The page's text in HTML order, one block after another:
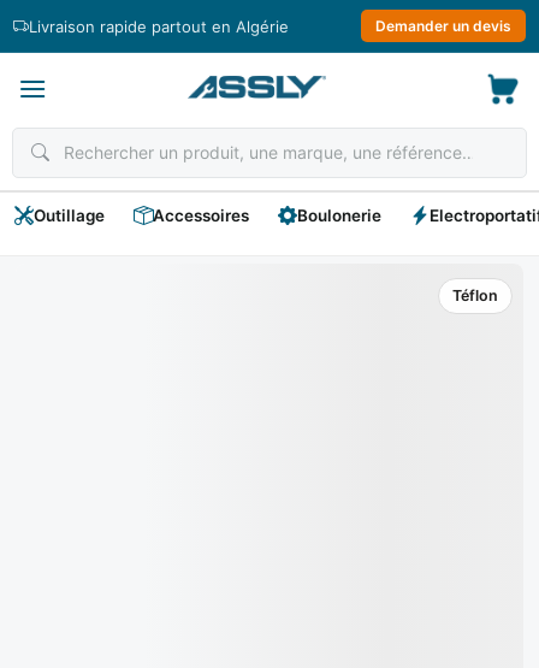
Livraison rapide partout en Algérie Demander un devis
Outillage Accessoires Boulonerie
Téflon